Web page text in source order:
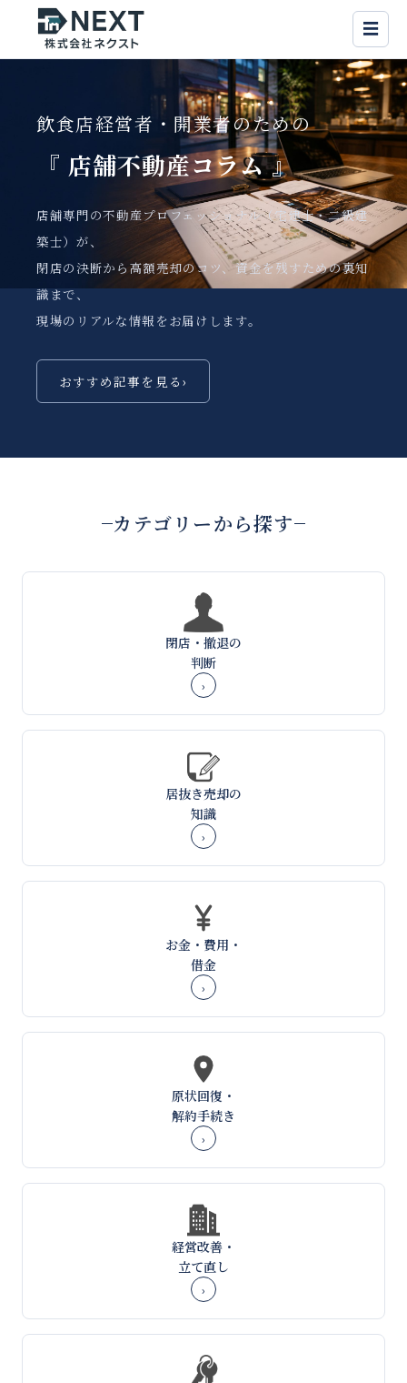
☰
飲食店経営者・開業者のための
『 店舗不動産コラム 』
店舗専門の不動産プロフェッショナル（宅建士・二級建
築士）が、
閉店の決断から高額売却のコツ、資金を残すための裏知
識まで、
現場のリアルな情報をお届けします。
おすすめ記事を見る ›
カテゴリーから探す
閉店・撤退の
判断
›
居抜き売却の
知識
›
お金・費用・
借金
›
原状回復・
解約手続き
›
経営改善・
立て直し
›